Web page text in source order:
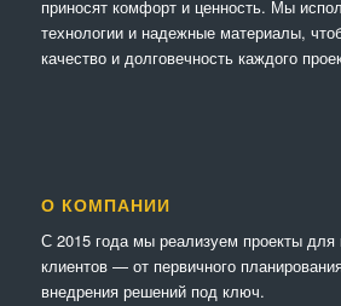
приносят комфорт и ценность. Мы
технологии и надежные материалы,
качество и долговечность каждого
О КОМПАНИИ
С 2015 года мы реализуем проекты для
клиентов — от первичного
внедрения решений под ключ.